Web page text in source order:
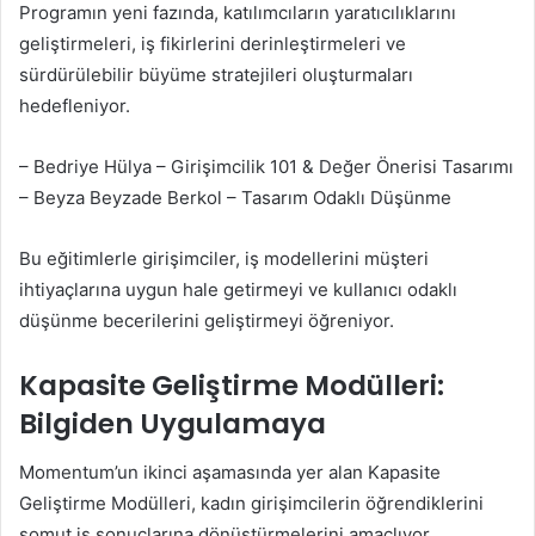
Programın yeni fazında, katılımcıların yaratıcılıklarını
geliştirmeleri, iş fikirlerini derinleştirmeleri ve
sürdürülebilir büyüme stratejileri oluşturmaları
hedefleniyor.
– Bedriye Hülya – Girişimcilik 101 & Değer Önerisi Tasarımı
– Beyza Beyzade Berkol – Tasarım Odaklı Düşünme
Bu eğitimlerle girişimciler, iş modellerini müşteri
ihtiyaçlarına uygun hale getirmeyi ve kullanıcı odaklı
düşünme becerilerini geliştirmeyi öğreniyor.
Kapasite Geliştirme Modülleri:
Bilgiden Uygulamaya
Momentum’un ikinci aşamasında yer alan Kapasite
Geliştirme Modülleri, kadın girişimcilerin öğrendiklerini